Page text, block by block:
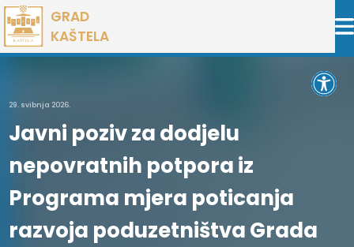
Preskoči
na
sadržaj
GRAD
KAŠTELA
29. svibnja 2026.
Javni poziv za dodjelu
nepovratnih potpora iz
Programa mjera poticanja
razvoja poduzetništva Grada